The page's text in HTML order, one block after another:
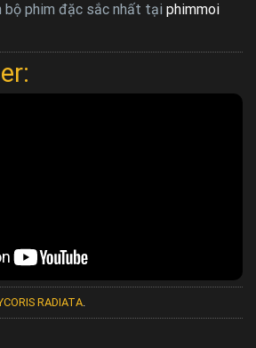
bộ phim đặc sắc nhất tại phimmoi
RADIATA